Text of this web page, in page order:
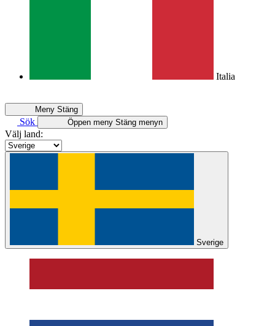
Italia
Meny Stäng
Sök Öppen meny Stäng menyn
Välj land:
Sverige